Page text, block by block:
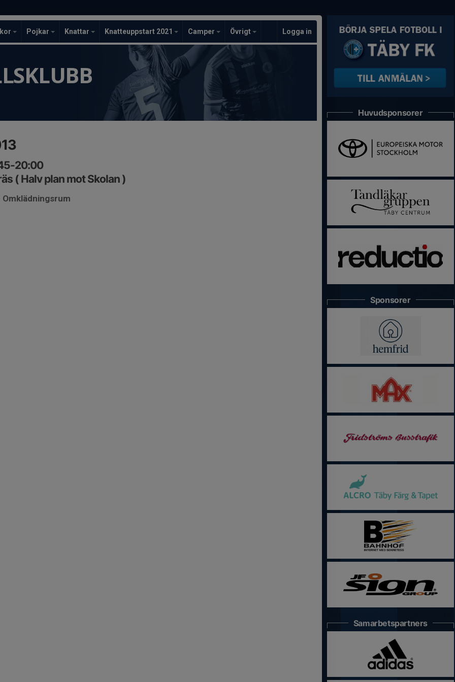
Pojkar Knattar Knatteuppstart 2021 Camper Övrigt Logga in
20:00
( Halv plan mot Skolan )
Omklädningsrum
Huvudsponsorer
Sponsorer
Samarbetspartners